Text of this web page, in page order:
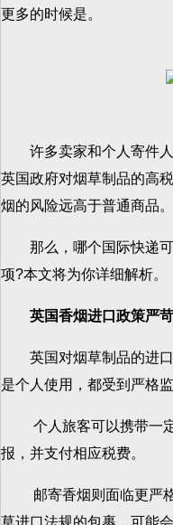
更多的时候是。
许多卖家和个人寄件人
英国政府对烟草制品的高
烟的风险远高于普通商品。
那么，哪个国际快递可
项?本文将为你详细解析。
英国香烟进口政策严苛
英国对烟草制品的进口
是个人使用，都受到严格
个人旅客可以携带一定
报，并支付相应税费。
邮寄香烟则面临更严格